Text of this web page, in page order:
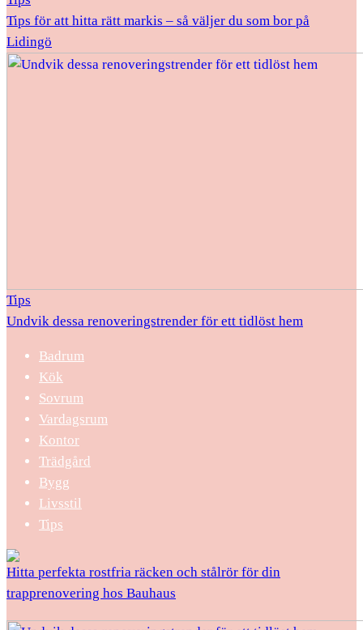
Tips för att hitta rätt markis – så väljer du som bor på
Lidingö
Tips
Undvik dessa renoveringstrender för ett tidlöst hem
Badrum
Kök
Sovrum
Vardagsrum
Kontor
Trädgård
Bygg
Livsstil
Tips
Hitta perfekta rostfria räcken och stålrör för din
trapprenovering hos Bauhaus